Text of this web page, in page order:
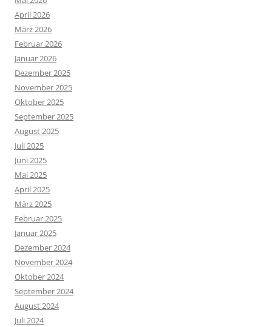
April 2026
März 2026
Februar 2026
Januar 2026
Dezember 2025
November 2025
Oktober 2025
September 2025
August 2025
Juli 2025
Juni 2025
Mai 2025
April 2025
März 2025
Februar 2025
Januar 2025
Dezember 2024
November 2024
Oktober 2024
September 2024
August 2024
Juli 2024